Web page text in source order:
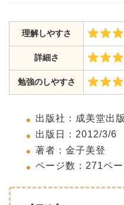
理解しやすさ
詳細さ
勉強のしやすさ
出版社：成美堂出版
出版日：2012/3/6
著者：金子美登
ページ数：271ペー